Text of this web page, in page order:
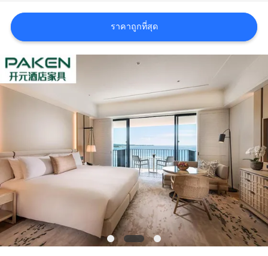
ราคา
แผนผัง
เว็บไซต์
PRIVACY
POLICY
ราคาถูกที่สุด